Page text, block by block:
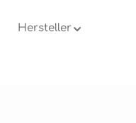
Hersteller